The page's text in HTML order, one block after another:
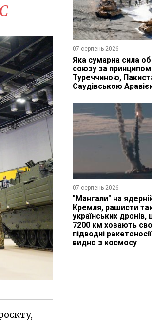
07 серпень 2026
Яка сумарна сила
союзу за
Туреччиною,
Саудівською
07 серпень 2026
"Мангали" на
Кремля, рашисти
українських дронів,
7200 км ховають
підводні
видно з космосу